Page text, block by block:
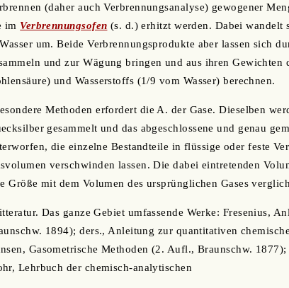
(daher auch Verbrennungsanalyse) gewogener
im Verbrennungsofen (s. d.) erhitzt werden. Dabei wandelt
um. Beide Verbrennungsprodukte aber lassen sich
und zur Wägung bringen und aus ihren
und Wasserstoffs (1/9 vom Wasser) berechnen.
Methoden erfordert die A. der Gase. Dieselben
gesammelt und das abgeschlossene und genau
die einzelne Bestandteile in flüssige oder feste
verschwinden lassen. Die dabei eintretenden
Größe mit dem Volumen des ursprünglichen Gases
Das ganze Gebiet umfassende Werke: Fresenius,
1894); ders., Anleitung zur quantitativen
Gasometrische Methoden (2. Aufl., Braunschw.
Lehrbuch der chemisch-analytischen